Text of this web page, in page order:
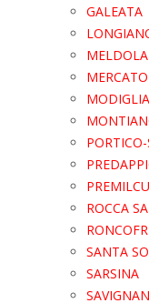
GALEATA
MELDOLA
ROCCA
SANTA
SARSINA